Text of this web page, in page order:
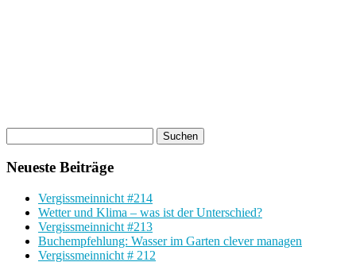
Neueste Beiträge
Vergissmeinnicht #214
Wetter und Klima – was ist der Unterschied?
Vergissmeinnicht #213
Buchempfehlung: Wasser im Garten clever managen
Vergissmeinnicht # 212